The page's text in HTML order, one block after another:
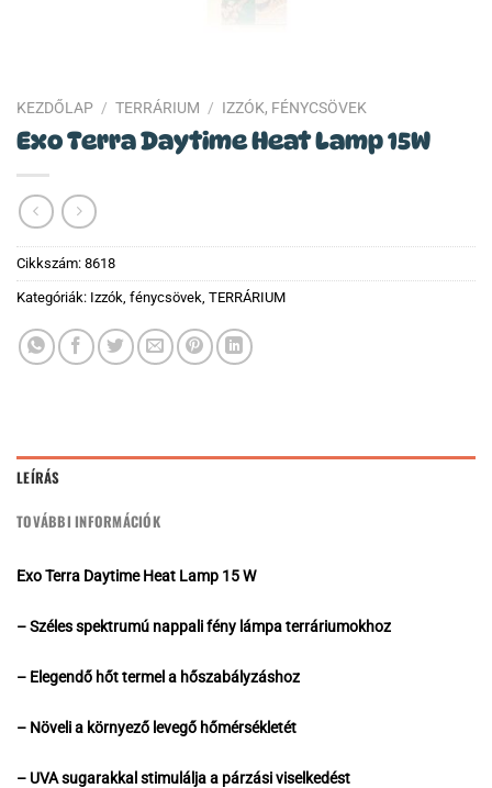
KEZDŐLAP / TERRÁRIUM / IZZÓK, FÉNYCSÖVEK
Exo Terra Daytime Heat Lamp 15W
Cikkszám: 8618
Kategóriák: Izzók, fénycsövek, TERRÁRIUM
LEÍRÁS
TOVÁBBI INFORMÁCIÓK
Exo Terra Daytime Heat Lamp 15 W
– Széles spektrumú nappali fény lámpa terráriumokhoz
– Elegendő hőt termel a hőszabályzáshoz
– Növeli a környező levegő hőmérsékletét
– UVA sugarakkal stimulálja a párzási viselkedést